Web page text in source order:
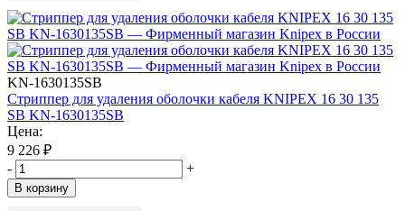
KN-1630135SB
Стриппер для удаления оболочки кабеля KNIPEX 16 30 135
SB KN-1630135SB
Цена:
9 226 ₽
-
+
В корзину